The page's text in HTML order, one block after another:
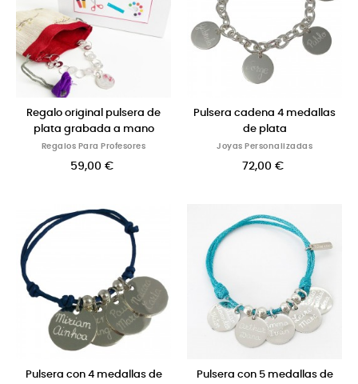
Regalo original pulsera de
plata grabada a mano
Regalos Para Profesores
59,00 €
Pulsera cadena 4 medallas
de plata
Joyas Personalizadas
72,00 €
Pulsera con 4 medallas de
Pulsera con 5 medallas de